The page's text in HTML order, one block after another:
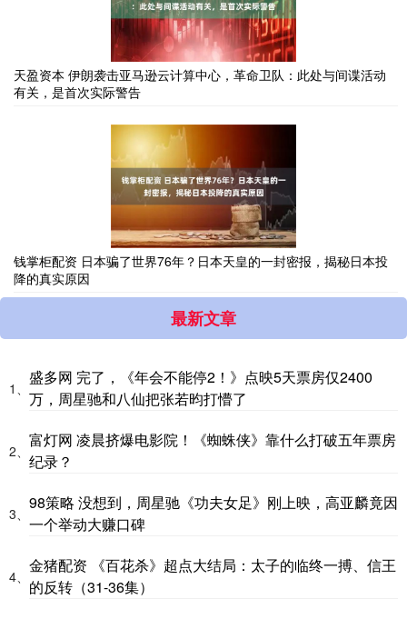
天盈资本 伊朗袭击亚马逊云计算中心，革命卫队：此处与间谍活动
有关，是首次实际警告
钱掌柜配资 日本骗了世界76年？日本天皇的一封密报，揭秘日本投
降的真实原因
最新文章
1、
盛多网 完了，《年会不能停2！》点映5天票房仅2400
万，周星驰和八仙把张若昀打懵了
2、
富灯网 凌晨挤爆电影院！《蜘蛛侠》靠什么打破五年票房
纪录？
3、
98策略 没想到，周星驰《功夫女足》刚上映，高亚麟竟因
一个举动大赚口碑
4、
金猪配资 《百花杀》超点大结局：太子的临终一搏、信王
的反转（31-36集）